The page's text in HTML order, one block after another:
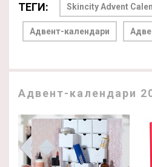
ТЕГИ: Skincity Advent
Адвент-календари
Адвент-календари